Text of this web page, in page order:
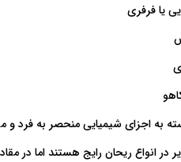
یا فرفری
به اجزای شیمیایی منحصر به فرد
در انواع ریحان رایج هستند اما در